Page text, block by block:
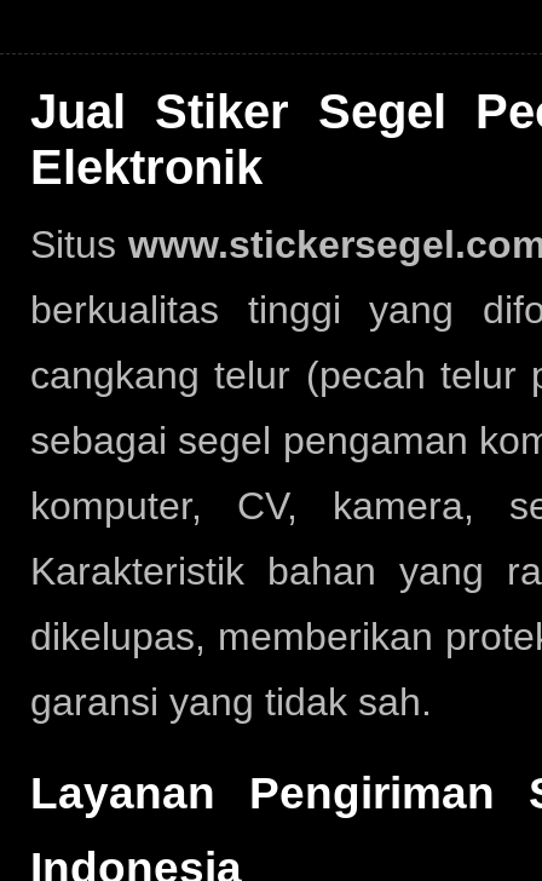
Jual Stiker Segel
Elektronik
Situs
berkualitas tinggi yang
cangkang telur (pecah telur
sebagai segel pengaman
komputer, CV, kamera,
Karakteristik bahan yang
dikelupas, memberikan
garansi yang tidak sah.
Layanan
Indonesia